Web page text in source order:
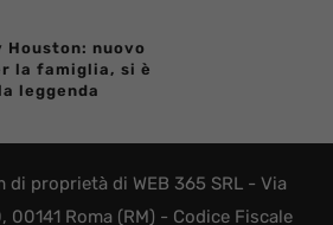
Houston: nuovo
la famiglia, si è
leggenda
di proprietà di WEB 365 SRL - Via
00141 Roma (RM) - Codice Fiscale